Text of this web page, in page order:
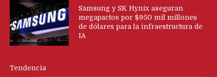
Samsung y SK Hynix aseguran
megapactos por $950 mil millones
de dólares para la infraestructura de
IA
Tendencia